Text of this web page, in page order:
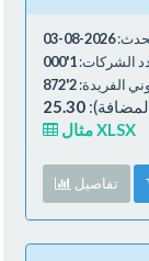
2026-08-03
الشركات:1'000
الفريدة:2'872
مثال XLSX
تفاصيل